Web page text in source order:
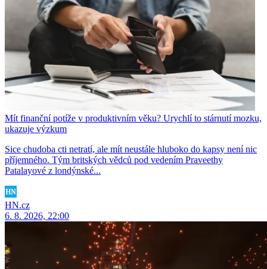
Mít finanční potíže v produktivním věku? Urychlí to stárnutí mozku,
ukazuje výzkum
Sice chudoba cti netratí, ale mít neustále hluboko do kapsy není nic
příjemného. Tým britských vědců pod vedením Praveethy
Patalayové z londýnské...
HN.cz
6. 8. 2026, 22:00